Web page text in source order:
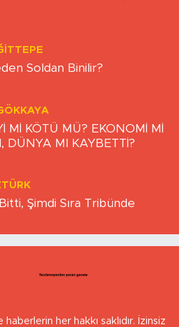
Soldan Binilir?
Mİ KÖTÜ MÜ? EKONOMİ Mİ
DÜNYA MI KAYBETTİ?
Şimdi Sıra Tribünde
her hakkı saklıdır. İzinsiz